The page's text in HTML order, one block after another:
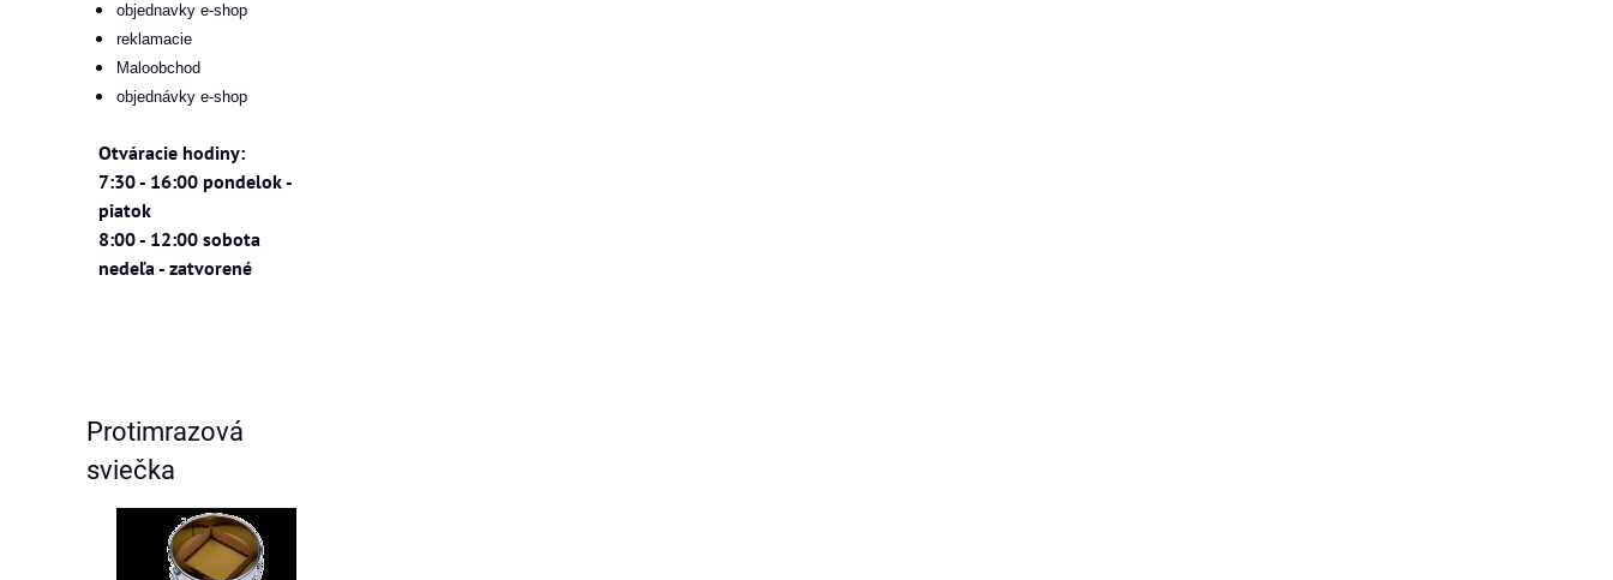
objednavky e-shop
reklamacie
Maloobchod
objednávky e-shop
Otváracie hodiny:
7:30 - 16:00 pondelok -
piatok
8:00 - 12:00 sobota
nedeľa - zatvorené
Protimrazová
sviečka